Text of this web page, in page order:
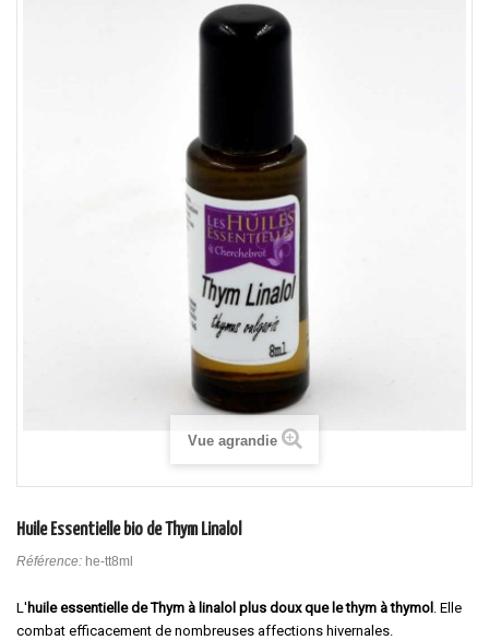
Vue agrandie
Huile Essentielle bio de Thym Linalol
Référence: he-tt8ml
L' huile essentielle de Thym à linalol plus doux que le thym à thymol . Elle
combat efficacement de nombreuses affections hivernales.